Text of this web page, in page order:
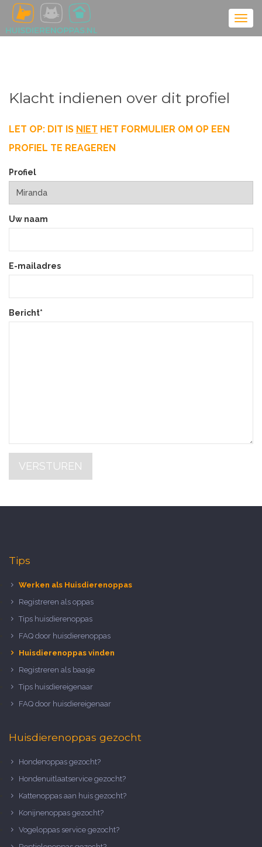
Klacht indienen over dit profiel
LET OP: DIT IS NIET HET FORMULIER OM OP EEN
PROFIEL TE REAGEREN
Profiel
Uw naam
E-mailadres
Bericht*
VERSTUREN
Tips
Werken als Huisdierenoppas
Registreren als oppas
Tips huisdierenoppas
FAQ door huisdierenoppas
Huisdierenoppas vinden
Registreren als baasje
Tips huisdiereigenaar
FAQ door huisdiereigenaar
Huisdierenoppas gezocht
Hondenoppas gezocht?
Hondenuitlaatservice gezocht?
Kattenoppas aan huis gezocht?
Konijnenoppas gezocht?
Vogeloppas service gezocht?